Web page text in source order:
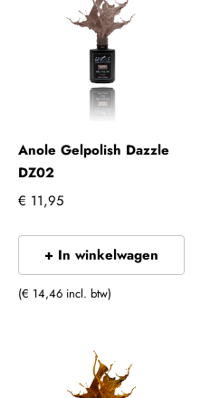
Anole Gelpolish Dazzle
DZ02
€ 11,95
+ In winkelwagen
(€ 14,46 incl. btw)